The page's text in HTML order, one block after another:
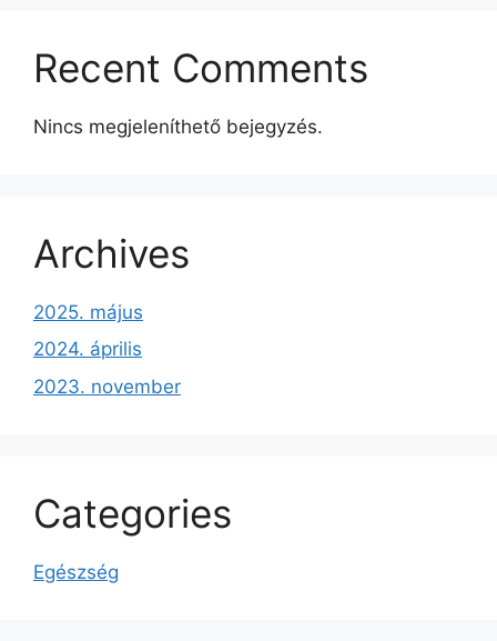
Recent Comments
Nincs megjeleníthető bejegyzés.
Archives
2025. május
2024. április
2023. november
Categories
Egészség